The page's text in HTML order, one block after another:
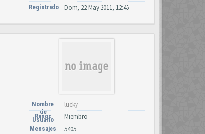
Registrado Dom, 22 May 2011, 12:45
Nombre
de
Usuario
lucky
Rango Miembro
Mensajes 5405